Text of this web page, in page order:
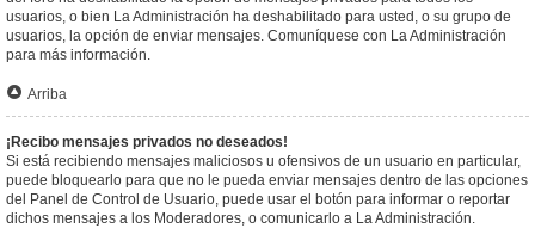
usuarios, o bien La Administración ha deshabilitado para usted, o su grupo de
usuarios, la opción de enviar mensajes. Comuníquese con La Administración
para más información.
Arriba
¡Recibo mensajes privados no deseados!
Si está recibiendo mensajes maliciosos u ofensivos de un usuario en particular,
puede bloquearlo para que no le pueda enviar mensajes dentro de las opciones
del Panel de Control de Usuario, puede usar el botón para informar o reportar
dichos mensajes a los Moderadores, o comunicarlo a La Administración.